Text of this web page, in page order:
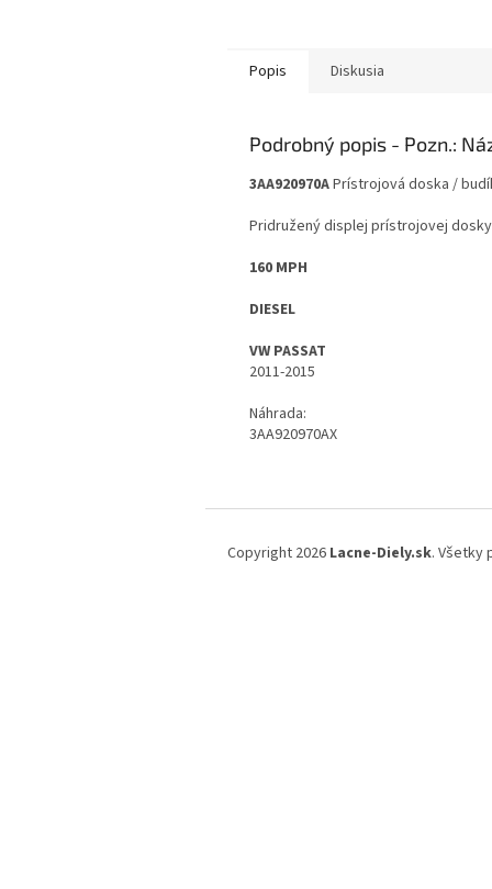
Popis Diskusia
Podrobný popis
3AA920970APrístrojová doska /
Pridružený displej prístrojovej
160 MPH
DIESEL
VW PASSAT
2011-2015
Náhrada:
3AA920970AX
Copyright 2026 Lacne-Diely.sk. Všetky